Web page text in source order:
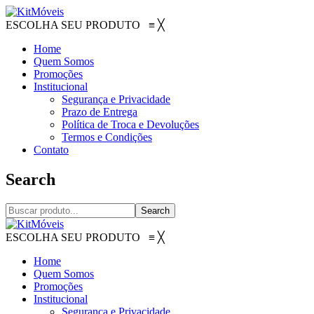
ESCOLHA SEU PRODUTO ≡ ╳
Home
Quem Somos
Promoções
Institucional
Segurança e Privacidade
Prazo de Entrega
Política de Troca e Devoluções
Termos e Condições
Contato
Search
Search
ESCOLHA SEU PRODUTO ≡ ╳
Home
Quem Somos
Promoções
Institucional
Segurança e Privacidade